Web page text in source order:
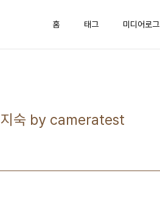
홈 태그 미디어로그
지숙 by cameratest